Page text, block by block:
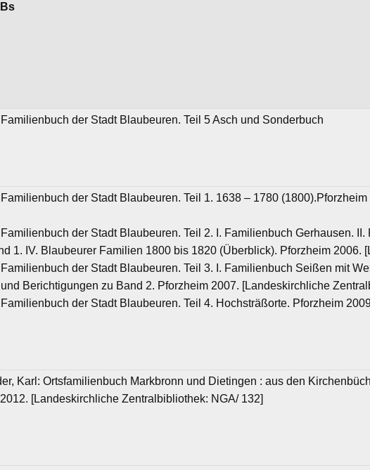
der Stadt Blaubeuren. Teil 5 Asch und Sonderbuch
Familienbuch der Stadt Blaubeuren. Teil 1. 1638 – 1780
der Stadt Blaubeuren. Teil 2. I. Familienbuch Gerhausen.
1. IV. Blaubeurer Familien 1800 bis 1820 (Überblick). Pforzheim 2006.
der Stadt Blaubeuren. Teil 3. I. Familienbuch Seißen mit
Berichtigungen zu Band 2. Pforzheim 2007. [Landeskirchliche
der Stadt Blaubeuren. Teil 4. Hochsträßorte. Pforzheim
Karl: Ortsfamilienbuch Markbronn und Dietingen : aus den
[Landeskirchliche Zentralbibliothek: NGA/ 132]